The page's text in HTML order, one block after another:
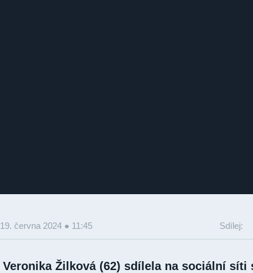
19. června 2024 ● 11:45 Sdílej:
Veronika Žilková (62) sdílela na sociální síti